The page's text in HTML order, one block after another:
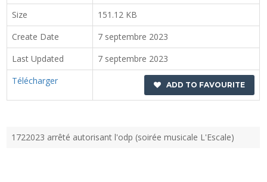
Size
151.12 KB
Create Date
7 septembre 2023
Last Updated
7 septembre 2023
Télécharger
ADD TO FAVOURITE
1722023 arrêté autorisant l'odp (soirée musicale L'Escale)